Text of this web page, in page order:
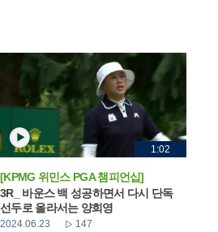
1:02
[KPMG 위민스 PGA 챔피언십]
3R_ 바운스 백 성공하면서 다시 단독
선두로 올라서는 양희영
2024.06.23 147